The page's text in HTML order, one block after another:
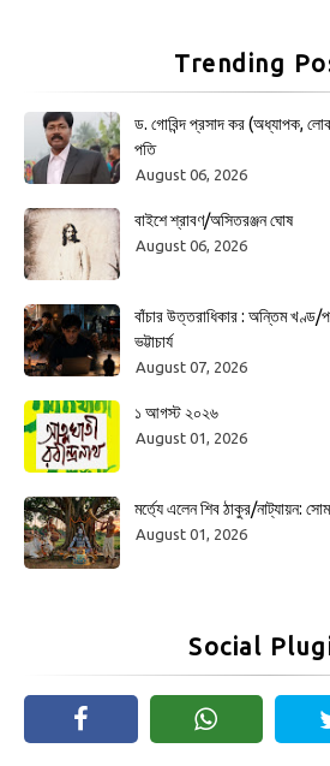
Trending
ড. গোবিন্দ প্রসাদ কর (অধ্যাপক,
পতি
August 06, 2026
বাইশে শ্রাবণ/অসিতরঞ্জন ঘোষ
August 06, 2026
বাঁচার উত্তরাধিকার : অন্তিম খণ্ড/
ভট্টাচার্য
August 07, 2026
১ আগস্ট ২০২৬
August 01, 2026
মর্ত্যে এলেন শিব ঠাকুর/নাট্যায়ন:
August 01, 2026
Social